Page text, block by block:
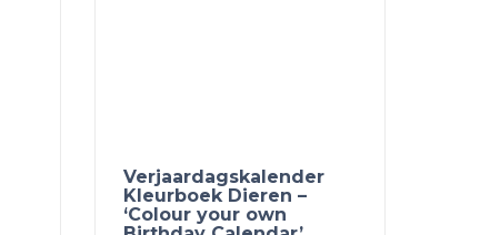
Verjaardagskalender
Kleurboek Dieren –
‘Colour your own